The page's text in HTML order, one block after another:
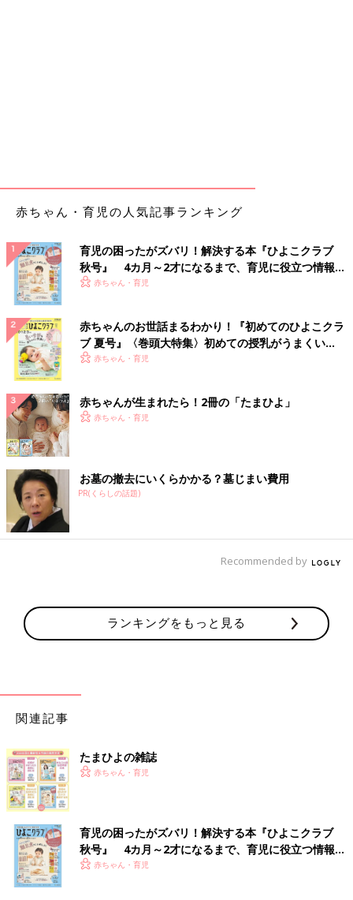
うになりました(о´∀`о)ありがたいですね…
いつか「もう描かないで」って言われる日がくるかもしれません
が、
それまでは楽しく描いていければと思っています♪
[ひよこエッグ]
都内在住のワーママ。
2015年3月産まれの娘と夫の3人家族。
子育ての記録をブログやインスタグラムで公開中
ブログ：ひよこエッグ劇場
赤ちゃん・育児の人気記事ランキング
育児の困ったがズバリ！解決する本『ひよこクラブ
秋号』 4カ月～2才になるまで、育児に役立つ情報が
いっぱい！
赤ちゃん・育児
赤ちゃんのお世話まるわかり！『初めてのひよこクラ
ブ 夏号』〈巻頭大特集〉初めての授乳がうまくい
く！ おっぱい・ミルクの基本と夏のトラブル 解決テ
赤ちゃん・育児
赤ちゃんが生まれたら！2冊の「たまひよ」
赤ちゃん・育児
お墓の撤去にいくらかかる？墓じまい費用
PR(くらしの話題)
Recommended by
ランキングをもっと見る
関連記事
たまひよの雑誌
赤ちゃん・育児
育児の困ったがズバリ！解決する本『ひよこクラブ
秋号』 4カ月～2才になるまで、育児に役立つ情報が
いっぱい！
赤ちゃん・育児